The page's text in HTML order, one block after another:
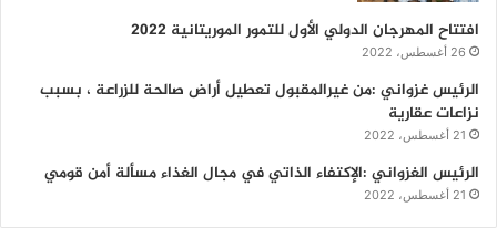
افتتاح المهرجان الدولي الأول للتمور الموريتانية 2022
26 أغسطس، 2022
الرئيس غزواني :من غيرالمقبول تعطيل أراض صالحة للزراعة ، بسبب
نزاعات عقارية
21 أغسطس، 2022
الرئيس الغزواني :الإكتفاء الذاتي في مجال الغذاء مسألة أمن قومي
21 أغسطس، 2022